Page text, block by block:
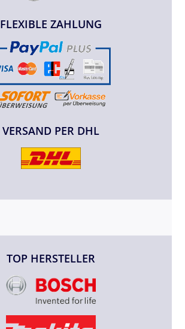
FLEXIBLE ZAHLUNG
VERSAND PER DHL
TOP HERSTELLER